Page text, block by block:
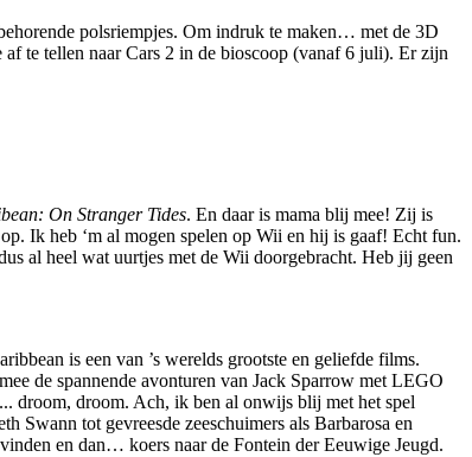
polsriempjes. Om indruk te maken… met de 3D
te tellen naar Cars 2 in de bioscoop (vanaf 6 juli). Er zijn
On Stranger Tides. En daar is mama blij mee! Zij is
Ik heb ‘m al mogen spelen op Wii en hij is gaaf! Echt fun.
al heel wat uurtjes met de Wii doorgebracht. Heb jij geen
is een van ’s werelds grootste en geliefde films.
de spannende avonturen van Jack Sparrow met LEGO
droom, droom. Ach, ik ben al onwijs blij met het spel
Swann tot gevreesde zeeschuimers als Barbarosa en
en dan… koers naar de Fontein der Eeuwige Jeugd.